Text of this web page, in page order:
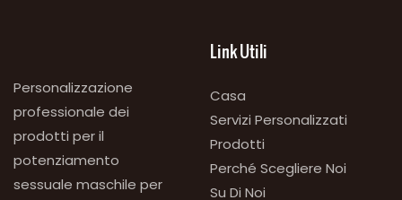
Personalizzazione
professionale dei
prodotti per il
potenziamento
sessuale maschile per
Link Utili
Casa
Servizi Personalizzati
Prodotti
Perché Scegliere Noi
Su Di Noi